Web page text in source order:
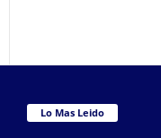
Lo Mas Leido